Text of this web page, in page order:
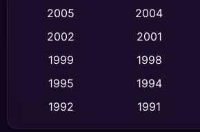
Cult Film
Dance เต้น
Detective สืบสวน
2005
2004
2002
2001
1999
1998
1995
1994
1992
1991